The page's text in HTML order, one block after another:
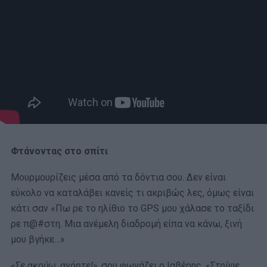
Φτάνοντας στο σπίτι
Μουρμουρίζεις μέσα από τα δόντια σου. Δεν είναι
εύκολο να καταλάβει κανείς τι ακριβώς λες, όμως είναι
κάτι σαν «Πω ρε το ηλίθιο το GPS μου χάλασε το ταξίδι
ρε π@#στη. Μια ανέμελη διαδρομή είπα να κάνω, ξινή
μου βγήκε…»